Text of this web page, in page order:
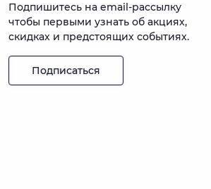
Подпишитесь на email-рассылку
чтобы первыми узнать об акциях,
скидках и предстоящих событиях.
Подписаться